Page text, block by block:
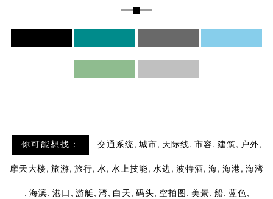
你可能想找： 交通系统, 城市, 天际线, 市容 , 建筑, 户外,
摩天大楼, 旅游, 旅行, 水 , 水上技能, 水边 , 波特酒 , 海, 海港, 海湾
, 海滨, 港口 , 游艇 , 湾, 白天 , 码头, 空拍图 , 美景, 船, 蓝色,